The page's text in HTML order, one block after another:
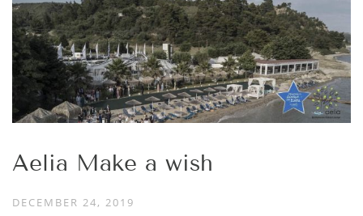
Aelia Make a wish
DECEMBER 24, 2019